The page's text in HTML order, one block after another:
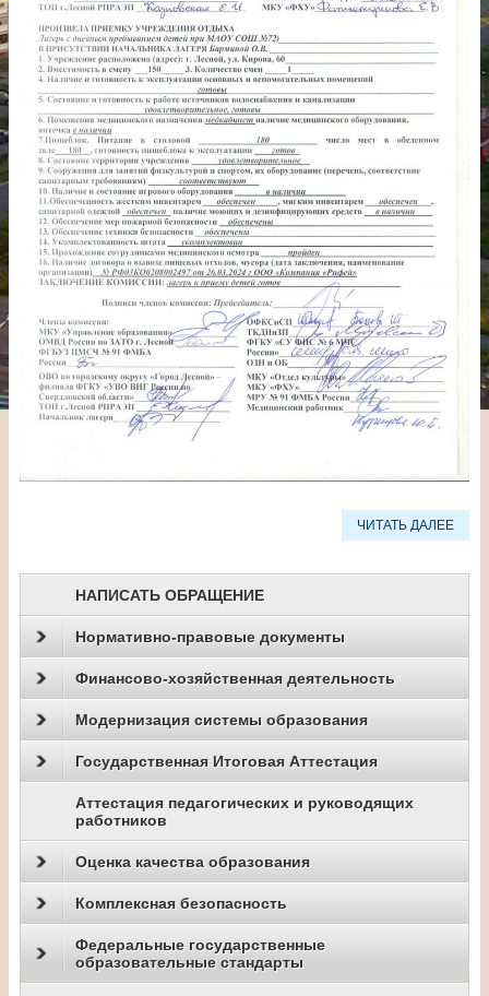
ЧИТАТЬ ДАЛЕЕ
НАПИСАТЬ ОБРАЩЕНИЕ
Нормативно-правовые документы
Финансово-хозяйственная деятельность
Модернизация системы образования
Государственная Итоговая Аттестация
Аттестация педагогических и руководящих
работников
Оценка качества образования
Комплексная безопасность
Федеральные государственные
образовательные стандарты